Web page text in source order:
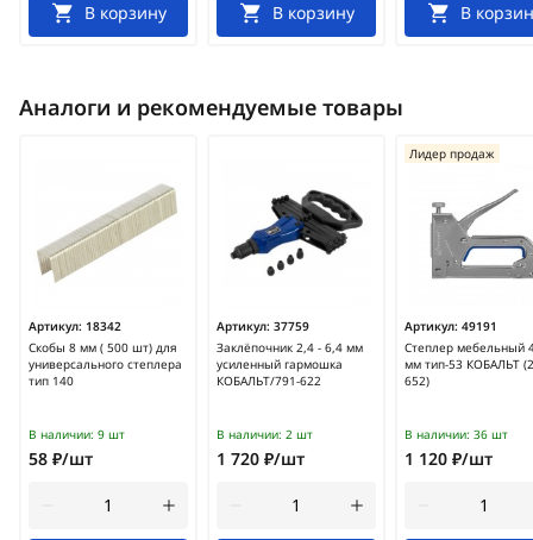
В корзину В корзину В
Аналоги и рекомендуемые товары
Артикул: 18342
Скобы 8 мм ( 500 шт) для
универсального степлера
тип 140
В наличии: 9 шт
58 ₽/шт
Артикул: 37759
Заклёпочник 2,4 - 6,4 мм
усиленный гармошка
КОБАЛЬТ/791-622
В наличии: 2 шт
1 720 ₽/шт
Артикул: 49191
Степлер мебельный
мм тип-53 КОБАЛЬТ
652)
Лидер продаж
В наличии: 36 шт
1 120 ₽/шт